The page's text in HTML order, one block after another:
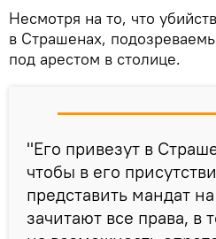
Несмотря на то, что
в Страшенах,
под арестом в столице.
"Его привезут в
чтобы в его
представить мандат
зачитают все права, в